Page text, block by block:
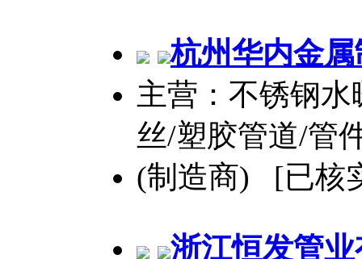
杭州华内金
主营：不锈钢
丝/塑胶管道/管
(制造商) [已核
浙江恒发管